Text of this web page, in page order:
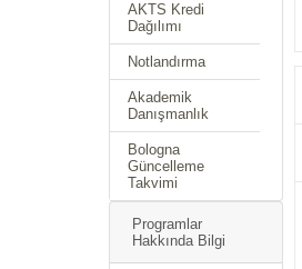
AKTS Kredi
Dağılımı
Notlandırma
Akademik
Danışmanlık
Bologna
Güncelleme
Takvimi
Programlar
Hakkında Bilgi